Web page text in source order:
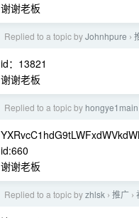
谢谢老板
Replied to a topic byJohnhpure ›
id：13821
谢谢老板
Replied to a topic by hongye1main
id:660
谢谢老板
Replied to a topic byzhlsk › 推广 ›